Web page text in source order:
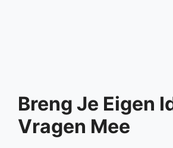
Breng Je Eigen
Vragen Mee